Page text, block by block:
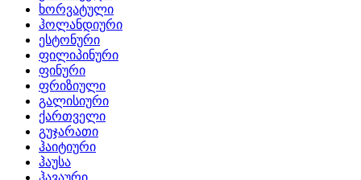
ხორვატული
ჰოლანდიური
ესტონური
ფილიპინური
ფინური
ფრიზიული
გალისიური
ქართველი
გუჯარათი
ჰაიტიური
ჰაუსა
ჰავაური